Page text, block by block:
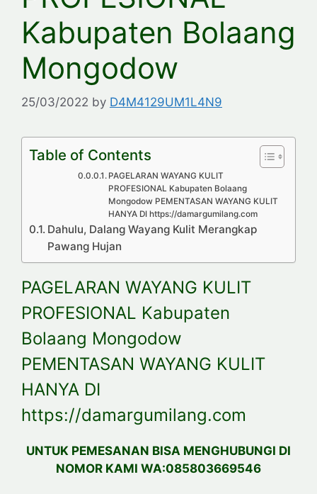
Kabupaten Bolaang
Mongodow
25/03/2022 by D4M4129UM1L4N9
Table of Contents
PAGELARAN WAYANG KULIT
PROFESIONAL Kabupaten Bolaang
Mongodow PEMENTASAN WAYANG KULIT
HANYA DI https://damargumilang.com
Dahulu, Dalang Wayang Kulit Merangkap
Pawang Hujan
PAGELARAN WAYANG KULIT
PROFESIONAL Kabupaten
Bolaang Mongodow
PEMENTASAN WAYANG KULIT
HANYA DI
https://damargumilang.com
UNTUK PEMESANAN BISA MENGHUBUNGI DI
NOMOR KAMI WA:085803669546